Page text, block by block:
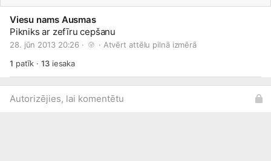
Viesu nams Ausmas
Pikniks ar zefīru cepšanu
28. jūn 2013 20:26 · · Atvērt attēlu pilnā izmērā
1 patīk ·13iesaka
Autorizējies, lai komentētu